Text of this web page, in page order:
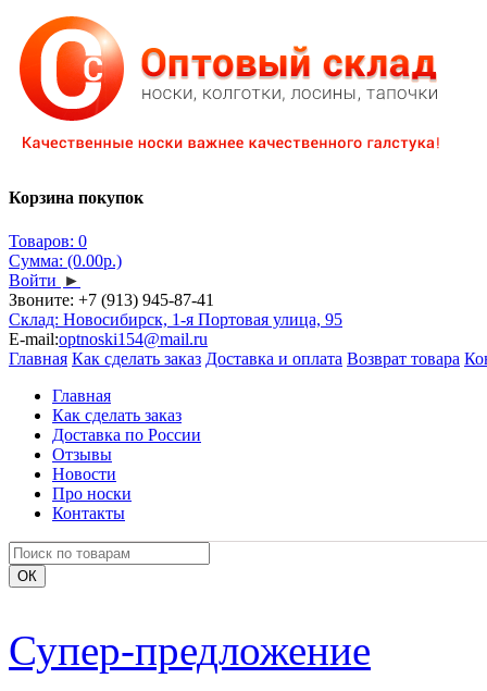
Корзина покупок
Товаров: 0
Сумма: (0.00р.)
Войти ►
Звоните: +7 (913) 945-87-41
Склад: Новосибирск, 1-я Портовая улица, 95
E-mail:optnoski154@mail.ru
Главная Как сделать заказ Доставка и оплата Возврат товара
Главная
Как сделать заказ
Доставка по России
Отзывы
Новости
Про носки
Контакты
Супер-предложение